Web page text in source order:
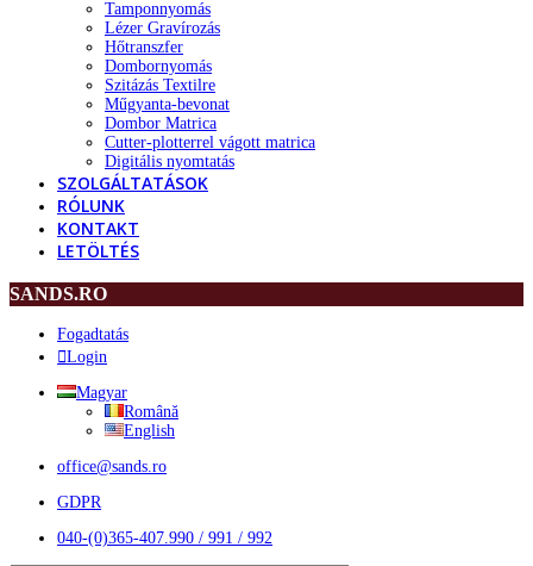
Tamponnyomás
Lézer Gravírozás
Hőtranszfer
Dombornyomás
Szitázás Textilre
Műgyanta-bevonat
Dombor Matrica
Cutter-plotterrel vágott matrica
Digitális nyomtatás
SZOLGÁLTATÁSOK
RÓLUNK
KONTAKT
LETÖLTÉS
SANDS.RO
Fogadtatás
Login
Magyar
Română
English
office@sands.ro
GDPR
040-(0)365-407.990 / 991 / 992